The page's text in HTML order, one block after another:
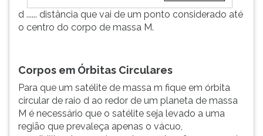
d ...... distância que vai de um ponto considerado até
o centro do corpo de massa M.
Corpos em Órbitas Circulares
Para que um satélite de massa m fique em órbita
circular de raio d ao redor de um planeta de massa
M é necessário que o satélite seja levado a uma
região que prevaleça apenas o vácuo,